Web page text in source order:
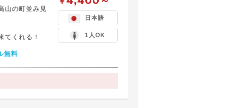
山の町並み見
てくれる！
無料
日本語
1人OK